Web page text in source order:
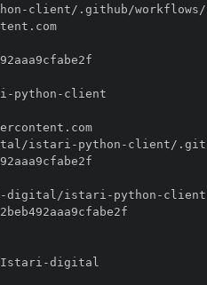
-
//token.actions.githubusercontent.com
- python -
//token.actions.githubusercontent.com
istari - python -
-digital/istari - python -
Istari -